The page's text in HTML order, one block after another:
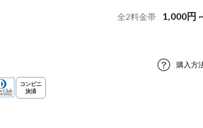
全2料金帯 1,000円 ~
購入方